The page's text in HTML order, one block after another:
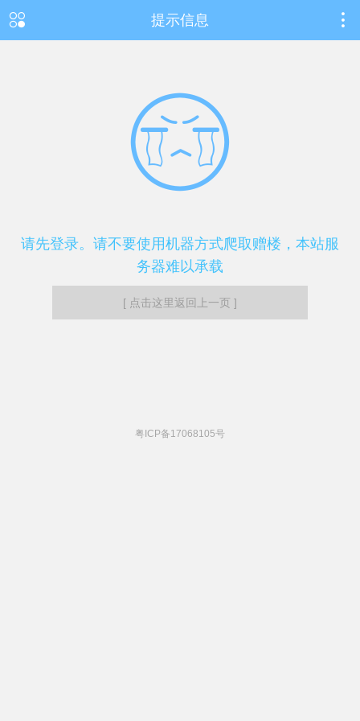
提示信息
请先登录。请不要使用机器方式爬取赠楼，本站服
务器难以承载
[ 点击这里返回上一页 ]
粤ICP备17068105号